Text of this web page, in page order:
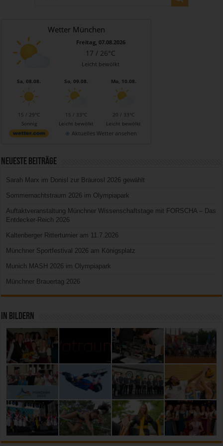
Wetter München
Freitag, 07.08.2026
17 / 26°C
Leicht bewölkt
Sa, 08.08.
15 / 29°C
Sonnig
So, 09.08.
15 / 33°C
Leicht bewölkt
Mo, 10.08.
20 / 33°C
Leicht bewölkt
Aktuelles Wetter ansehen
Neueste Beiträge
Sarah Marx im Donisl zur Bräurosl 2026 gewählt
Sommernachtstraum 2026 im Olympiapark
Auftaktveranstaltung Münchner Wissenschaftstage mit FORSCHA – Das
Entdecker-Reich 2026
Kaltenberger Ritterturnier am 11.7.2026
Münchner Sportfestival 2026 am Königsplatz
Munich MASH 2026 im Olympiapark
Münchner Brauertag 2026
In Bildern